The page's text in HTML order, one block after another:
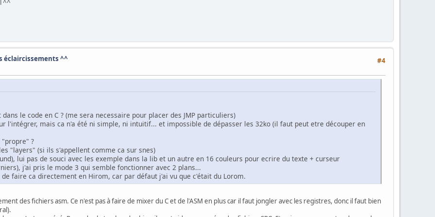
^^
#4
éclaircissements ^^
le code en C ? (me sera necessaire pour placer des JMP particuliers)
l'intégrer, mais ca n'a été ni simple, ni intuitif... et impossible de dépasser les 32ko (il faut peut etre découper en
?
"layers" (si ils s'appellent comme ca sur snes)
lui pas de souci avec les exemple dans la lib et un autre en 16 couleurs pour ecrire du texte + curseur
j'ai pris le mode 3 qui semble fonctionner avec 2 plans...
faire ca directement en Hirom, car par défaut j'ai vu que c'était du Lorom.
des fichiers asm. Ce n'est pas à faire de mixer du C et de l'ASM en plus car il faut jongler avec les registres, donc il faut bien